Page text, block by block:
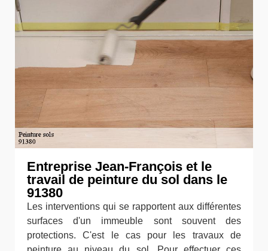
Entreprise Jean-François et le
travail de peinture du sol dans le
91380
Les interventions qui se rapportent aux différentes
surfaces d'un immeuble sont souvent des
protections. C'est le cas pour les travaux de